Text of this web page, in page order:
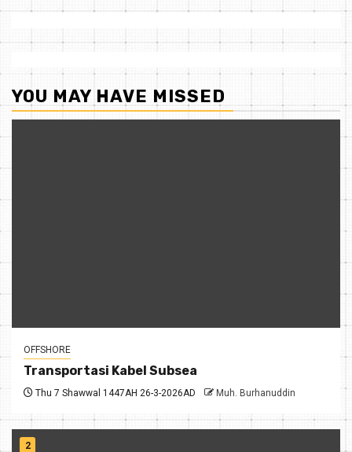
YOU MAY HAVE MISSED
OFFSHORE
Transportasi Kabel Subsea
Thu 7 Shawwal 1447AH 26-3-2026AD Muh. Burhanuddin
2